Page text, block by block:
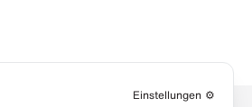
Einstellungen ⚙️